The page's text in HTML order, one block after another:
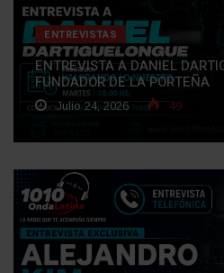
ENTREVISTAS
ENTREVISTA A DANIEL
FUNDADOR DE LA PORTEÑA
Julio 24, 2026 49